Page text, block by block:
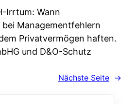
Irrtum: Wann
Managementfehlern
Privatvermögen haften.
und D&O-Schutz
Nächste Seite →